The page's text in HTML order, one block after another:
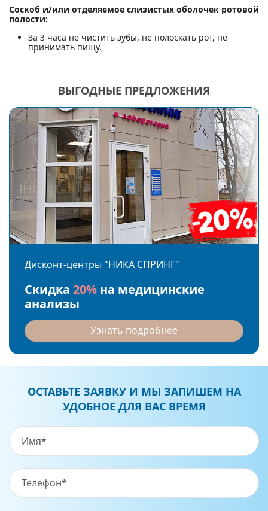
Соскоб и/или отделяемое слизистых оболочек ротовой
полости:
За 3 часа не чистить зубы, не полоскать рот, не
принимать пищу.
ВЫГОДНЫЕ ПРЕДЛОЖЕНИЯ
Дисконт-центры "НИКА СПРИНГ"
Скидка 20% на медицинские
анализы
Узнать подробнее
ОСТАВЬТЕ ЗАЯВКУ И МЫ ЗАПИШЕМ НА
УДОБНОЕ ДЛЯ ВАС ВРЕМЯ